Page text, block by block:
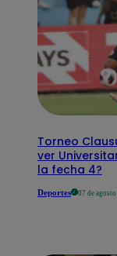
Torneo
ver
la fecha 4?
Deportes 07 de